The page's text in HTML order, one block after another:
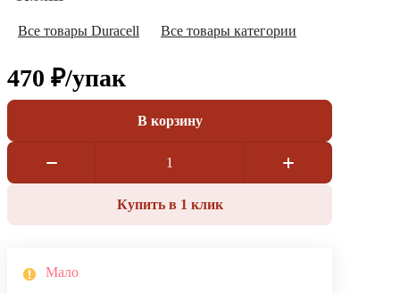
Все товары Duracell Все товары категории
470 ₽/упак
В корзину
Купить в 1 клик
Мало